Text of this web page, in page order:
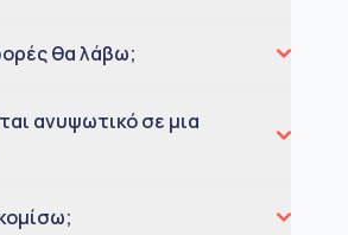
θα λάβω;
ανυψωτικό σε μια